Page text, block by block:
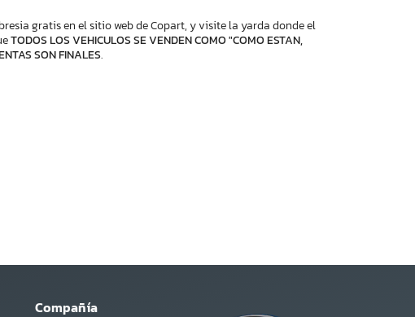
gratis en el sitio web de Copart, y visite la yarda donde el
TODOS LOS VEHICULOS SE VENDEN COMO "COMO ESTAN,
SON FINALES.
Compañía